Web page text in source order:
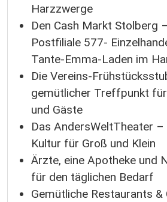
Harzzwerge
Den Cash Markt Stolberg
Postfiliale 577-
Tante-Emma-Laden im
Die Vereins-
gemütlicher Treffpunkt
und Gäste
Das AndersWeltTheater –
Kultur für Groß und Klein
Ärzte, eine Apotheke und
für den täglichen Bedarf
Gemütliche Restaurants